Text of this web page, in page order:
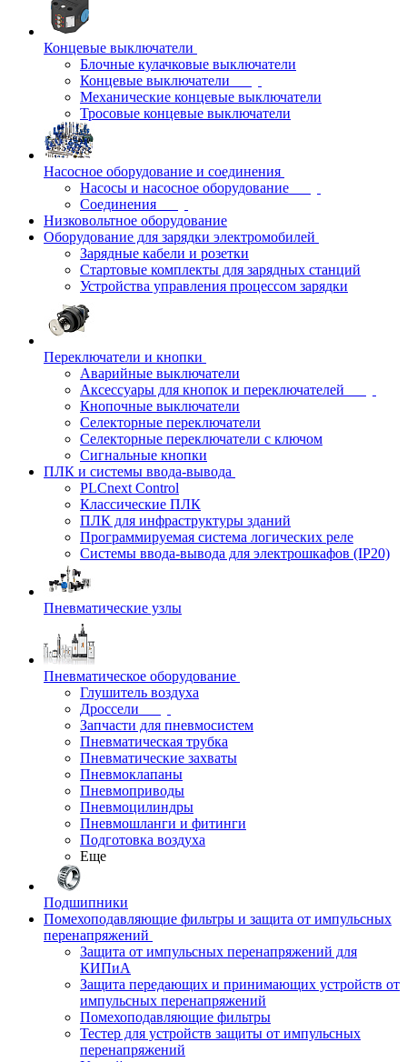
Концевые выключатели
Блочные кулачковые выключатели
Концевые выключатели
Механические концевые выключатели
Тросовые концевые выключатели
Насосное оборудование и соединения
Насосы и насосное оборудование
Соединения
Низковольтное оборудование
Оборудование для зарядки электромобилей
Зарядные кабели и розетки
Стартовые комплекты для зарядных станций
Устройства управления процессом зарядки
Переключатели и кнопки
Аварийные выключатели
Аксессуары для кнопок и переключателей
Кнопочные выключатели
Селекторные переключатели
Селекторные переключатели с ключом
Сигнальные кнопки
ПЛК и системы ввода-вывода
PLCnext Control
Классические ПЛК
ПЛК для инфраструктуры зданий
Программируемая система логических реле
Системы ввода-вывода для электрошкафов (IP20)
Пневматические узлы
Пневматическое оборудование
Глушитель воздуха
Дроссели
Запчасти для пневмосистем
Пневматическая трубка
Пневматические захваты
Пневмоклапаны
Пневмоприводы
Пневмоцилиндры
Пневмошланги и фитинги
Подготовка воздуха
Еще
Подшипники
Помехоподавляющие фильтры и защита от импульсных
перенапряжений
Защита от импульсных перенапряжений для
КИПиА
Защита передающих и принимающих устройств от
импульсных перенапряжений
Помехоподавляющие фильтры
Тестер для устройств защиты от импульсных
перенапряжений